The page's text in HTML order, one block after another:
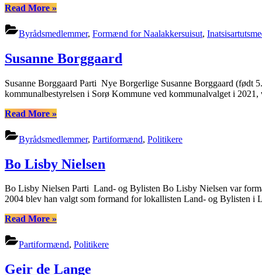
Read More“Kim
»
Byrådsmedlemmer, Formænd for Naalakkersuisut,
Susanne Borggaard
Susanne Borggaard Parti Nye Borgerlige Susanne Borggaard (født
kommunalbestyrelsen i Sorø Kommune ved kommunalvalget i
Read More“Susanne
»
Byrådsmedlemmer, Partiformænd, Politikere
Bo Lisby Nielsen
Bo Lisby Nielsen Parti Land- og Bylisten Bo Lisby Nielsen var
2004 blev han valgt som formand for lokallisten Land- og Bylisten
Read More“Bo
Nielsen”
»
Partiformænd, Politikere
Geir de Lange